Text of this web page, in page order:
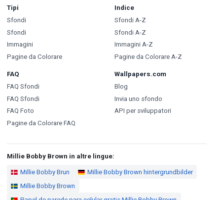
Tipi
Sfondi
Sfondi
Immagini
Pagine da Colorare
Indice
Sfondi A-Z
Sfondi A-Z
Immagini A-Z
Pagine da Colorare A-Z
FAQ
FAQ Sfondi
FAQ Sfondi
FAQ Foto
Pagine da Colorare FAQ
Wallpapers.com
Blog
Invia uno sfondo
API per sviluppatori
Millie Bobby Brown in altre lingue:
Millie Bobby Brun
Millie Bobby Brown hintergrundbilder
Millie Bobby Brown